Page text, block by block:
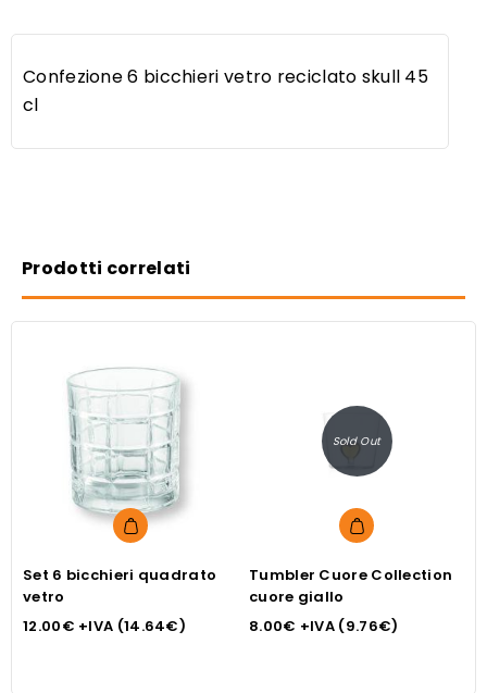
Confezione 6 bicchieri vetro reciclato skull 45
cl
Prodotti correlati
Set 6 bicchieri quadrato
vetro
12.00€ +IVA (14.64€)
Sold Out
Tumbler Cuore Collection
cuore giallo
8.00€ +IVA (9.76€)